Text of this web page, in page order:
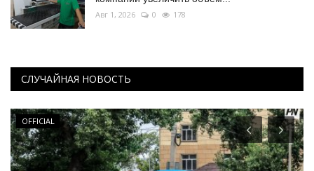
Авг 1, 2026 0 178
СЛУЧАЙНАЯ НОВОСТЬ
OFFICIAL